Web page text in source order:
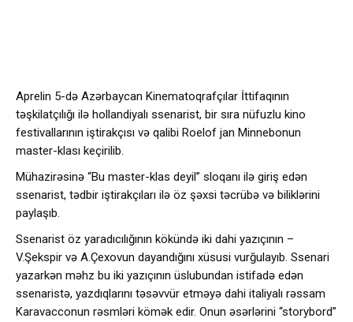
Aprelin 5-də Azərbaycan Kinematoqrafçılar İttifaqının
təşkilatçılığı ilə hollandiyalı ssenarist, bir sıra nüfuzlu kino
festivallarının iştirakçısı və qalibi Roelof jan Minnebonun
master-klası keçirilib.
Mühazirəsinə “Bu master-klas deyil” sloqanı ilə giriş edən
ssenarist, tədbir iştirakçıları ilə öz şəxsi təcrübə və biliklərini
paylaşıb.
Ssenarist öz yaradıcılığının kökündə iki dahi yazıçının –
V.Şekspir və A.Çexovun dayandığını xüsusi vurğulayıb. Ssenari
yazarkən məhz bu iki yazıçının üslubundan istifadə edən
ssenaristə, yazdıqlarını təsəvvür etməyə dahi italiyalı rəssam
Karavacconun rəsmləri kömək edir. Onun əsərlərini “storybord”